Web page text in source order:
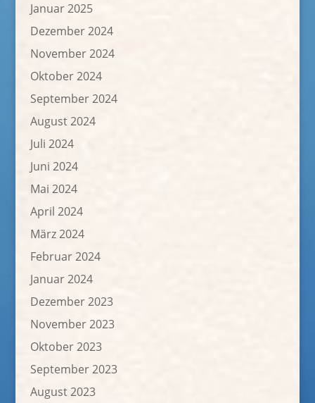
Januar 2025
Dezember 2024
November 2024
Oktober 2024
September 2024
August 2024
Juli 2024
Juni 2024
Mai 2024
April 2024
März 2024
Februar 2024
Januar 2024
Dezember 2023
November 2023
Oktober 2023
September 2023
August 2023